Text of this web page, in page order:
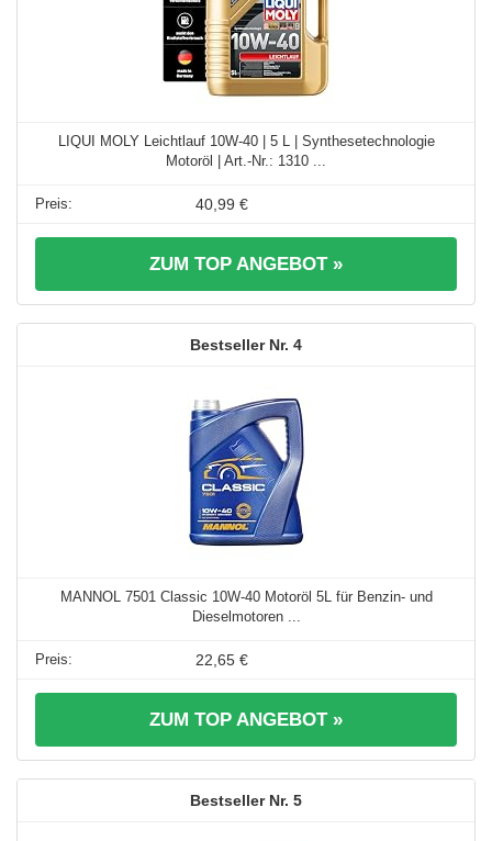
LIQUI MOLY Leichtlauf 10W-40 | 5 L | Synthesetechnologie
Motoröl | Art.-Nr.: 1310 ...
40,99 €
ZUM TOP ANGEBOT »
4
MANNOL 7501 Classic 10W-40 Motoröl 5L für Benzin- und
Dieselmotoren ...
22,65 €
ZUM TOP ANGEBOT »
5